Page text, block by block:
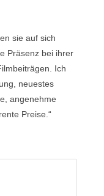
sie auf sich
Präsenz bei ihrer
Ich
neuestes
angenehme
Preise.“